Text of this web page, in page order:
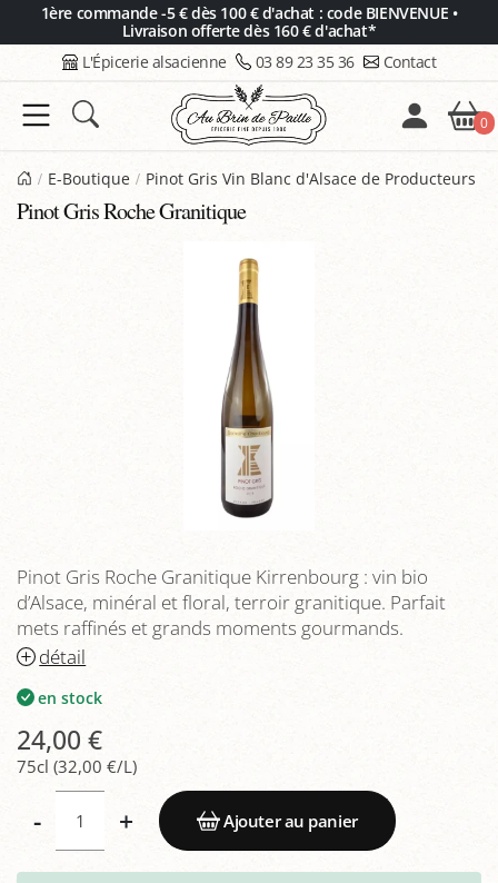
1ère commande -5 € dès 100 € d'achat : code BIENVENUE •
Livraison offerte dès 160 € d'achat*
L'Épicerie alsacienne 03 89 23 35 36 Contact
0
E-Boutique Pinot Gris Vin Blanc d'Alsace de Producteurs
Pinot Gris Roche Granitique
Pinot Gris Roche Granitique Kirrenbourg : vin bio
d’Alsace, minéral et floral, terroir granitique. Parfait
mets raffinés et grands moments gourmands.
détail
en stock
24,00 €
75cl (32,00 €/L)
- + Ajouter au panier
Panneau de gestion des cookies